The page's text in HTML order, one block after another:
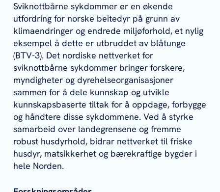
Sviknottbårne sykdommer er en økende
utfordring for norske beitedyr på grunn av
klimaendringer og endrede miljøforhold, et nylig
eksempel å dette er utbruddet av blåtunge
(BTV-3). Det nordiske nettverket for
sviknottbårne sykdommer bringer forskere,
myndigheter og dyrehelseorganisasjoner
sammen for å dele kunnskap og utvikle
kunnskapsbaserte tiltak for å oppdage, forbygge
og håndtere disse sykdommene. Ved å styrke
samarbeid over landegrensene og fremme
robust husdyrhold, bidrar nettverket til friske
husdyr, matsikkerhet og bærekraftige bygder i
hele Norden.